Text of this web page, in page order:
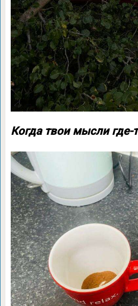
Когда твои мысли где-